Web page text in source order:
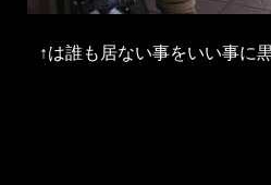
↑は誰も居ない事をいい事に